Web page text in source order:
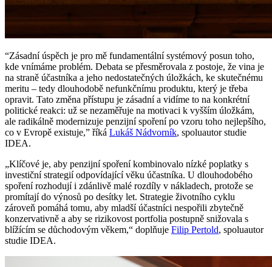
“Zásadní úspěch je pro mě fundamentální systémový posun toho,
kde vnímáme problém. Debata se přesměrovala z postoje, že vina je
na straně účastníka a jeho nedostatečných úložkách, ke skutečnému
meritu – tedy dlouhodobě nefunkčnímu produktu, který je třeba
opravit. Tato změna přístupu je zásadní a vidíme to na konkrétní
politické reakci: už se nezaměřuje na motivaci k vyšším úložkám,
ale radikálně modernizuje penzijní spoření po vzoru toho nejlepšího,
co v Evropě existuje,” říká Lukáš Nádvorník, spoluautor studie
IDEA.
„Klíčové je, aby penzijní spoření kombinovalo nízké poplatky s
investiční strategií odpovídající věku účastníka. U dlouhodobého
spoření rozhodují i zdánlivě malé rozdíly v nákladech, protože se
promítají do výnosů po desítky let. Strategie životního cyklu
zároveň pomáhá tomu, aby mladší účastníci nespořili zbytečně
konzervativně a aby se rizikovost portfolia postupně snižovala s
blížícím se důchodovým věkem,“ doplňuje Filip Pertold, spoluautor
studie IDEA.